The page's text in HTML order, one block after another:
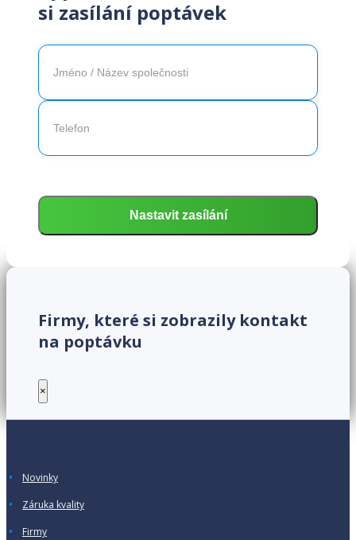
si zasílání poptávek
Firmy, které si zobrazily kontakt
na poptávku
×
Novinky
Záruka kvality
Firmy